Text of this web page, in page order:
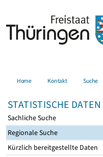
Home Kontakt Suche
STATISTISCHE DATEN
Sachliche Suche
Regionale Suche
Kürzlich bereitgestellte Daten